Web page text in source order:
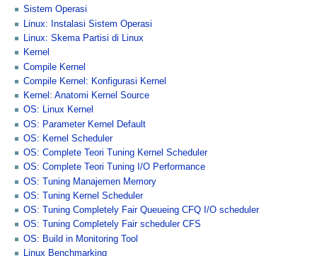
Sistem Operasi
Linux: Instalasi Sistem Operasi
Linux: Skema Partisi di Linux
Kernel
Compile Kernel
Compile Kernel: Konfigurasi Kernel
Kernel: Anatomi Kernel Source
OS: Linux Kernel
OS: Parameter Kernel Default
OS: Kernel Scheduler
OS: Complete Teori Tuning Kernel Scheduler
OS: Complete Teori Tuning I/O Performance
OS: Tuning Manajemen Memory
OS: Tuning Kernel Scheduler
OS: Tuning Completely Fair Queueing CFQ I/O scheduler
OS: Tuning Completely Fair scheduler CFS
OS: Build in Monitoring Tool
Linux Benchmarking